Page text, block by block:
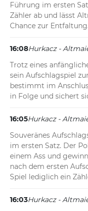
Führung im ersten
Zähler ab und lässt
Chance zur Entfaltung.
16:08Hurkacz -
Trotz eines
sein Aufschlagspiel
bestimmt im
in Folge und sichert
16:05Hurkacz -
Souveränes
im ersten Satz. Der
einem Ass und
nach dem ersten
Spiel lediglich ein
16:03Hurkacz -